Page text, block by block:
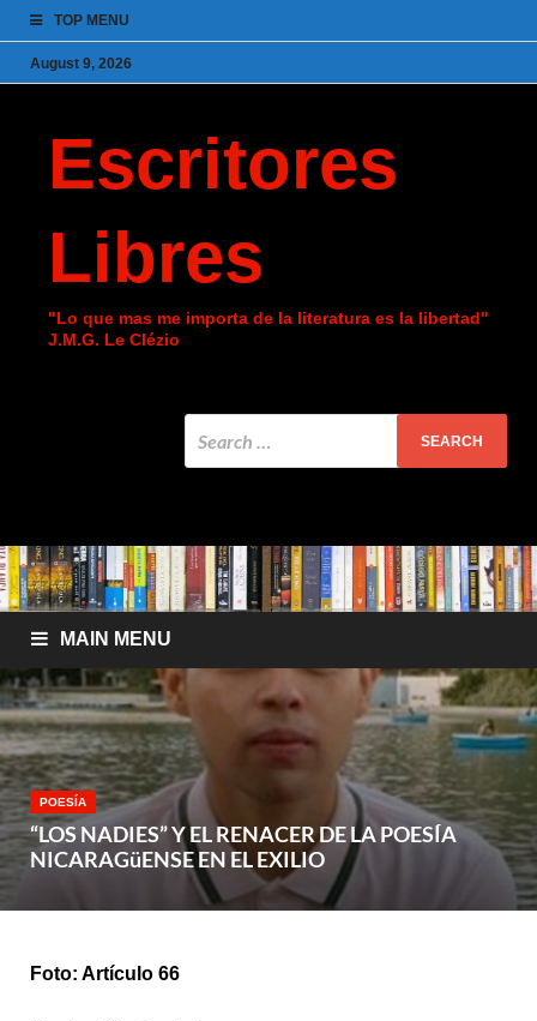
TOP MENU
August 9, 2026
Escritores
Libres
"Lo que mas me importa de la literatura es la libertad"
J.M.G. Le Clézio
MAIN MENU
POESÍA
“LOS NADIES” Y EL RENACER DE LA POESÍA
NICARAGüENSE EN EL EXILIO
Foto: Artículo 66